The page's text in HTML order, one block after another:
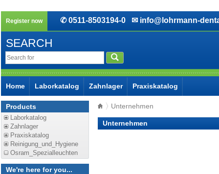
Register now ✆ 0511-8503194-0 ✉ info@lohrmann-
SEARCH
Home Laborkatalog Zahnlager Praxiskatalog
Products
Laborkatalog
Zahnlager
Praxiskatalog
Reinigung_und_Hygiene
Osram_Spezialleuchten
We're here for you...
Unternehmen
Unternehmen